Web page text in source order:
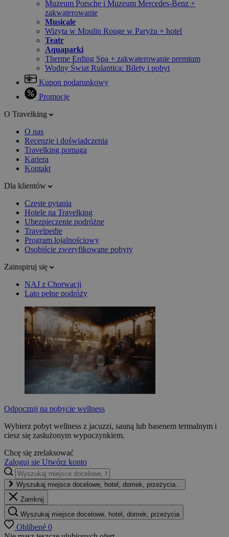
Muzeum Porsche i Muzeum Mercedes-Benz +
zakwaterowanie
Musicale
Wizyta w Moulin Rouge w Paryżu + hotel
Teatr
Aquaparki
Therme Erding Spa + zakwaterowanie premium
Wodny Świat Rulantica: Bilety i pobyt
Kupon podarunkowy
Promocje
O Travelking
O nas
Recenzje i doświadczenia
Travelking pomaga
Kariera
Kontakt
Dla klientów
Częste pytania
Hotele na Travelking
Ubezpieczenie podróżne
Travelpedie
Program lojalnościowy
Osobiście zweryfikowane pobyty
Zainspiruj się
NAJ z Chorwacji
Lato pełne podróży
Odpocznij na pobycie wellness
Wybierz pobyt wellness z jacuzzi, sauną lub basenem termalnym i
ciesz się zasłużonym wypoczynkiem.
Chcę się zrelaksować
Zaloguj się Utwórz konto
Wyszukaj miejsce docelowe, hotel, domek, przeżycia...
Zamknij
Wyszukaj miejsce docelowe, hotel, domek, przeżycia
Oblíbené 0